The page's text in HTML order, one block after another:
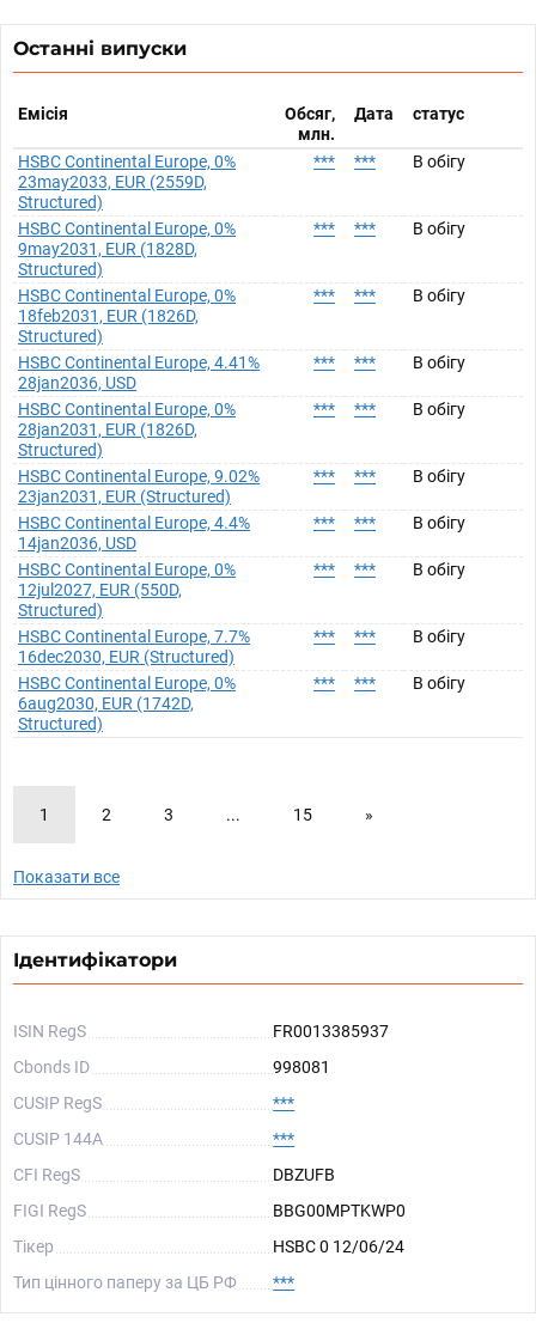
Останні випуски
Емісія
Обсяг,
млн.
Дата статус
HSBC Continental Europe, 0%
23may2033, EUR (2559D,
Structured)
*** *** В обігу
HSBC Continental Europe, 0%
9may2031, EUR (1828D,
Structured)
*** *** В обігу
HSBC Continental Europe, 0%
18feb2031, EUR (1826D,
Structured)
*** *** В обігу
HSBC Continental Europe, 4.41%
28jan2036, USD
*** *** В обігу
HSBC Continental Europe, 0%
28jan2031, EUR (1826D,
Structured)
*** *** В обігу
HSBC Continental Europe, 9.02%
23jan2031, EUR (Structured)
*** *** В обігу
HSBC Continental Europe, 4.4%
14jan2036, USD
*** *** В обігу
HSBC Continental Europe, 0%
12jul2027, EUR (550D,
Structured)
*** *** В обігу
HSBC Continental Europe, 7.7%
16dec2030, EUR (Structured)
*** *** В обігу
HSBC Continental Europe, 0%
6aug2030, EUR (1742D,
Structured)
*** *** В обігу
1 2 3 ... 15 »
Показати все
Ідентифікатори
ISIN RegS
FR0013385937
Cbonds ID
998081
CUSIP RegS
***
CUSIP 144A
***
CFI RegS
DBZUFB
FIGI RegS
BBG00MPTKWP0
Тікер
HSBC 0 12/06/24
Тип цінного паперу за ЦБ РФ
***